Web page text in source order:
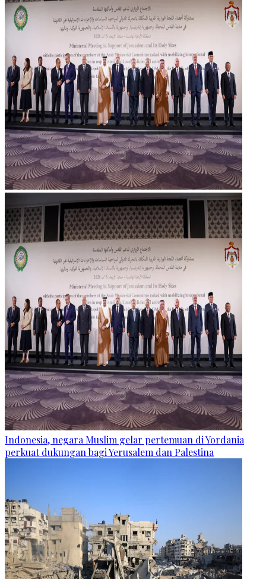
Indonesia, negara Muslim gelar pertemuan di Yordania
perkuat dukungan bagi Yerusalem dan Palestina